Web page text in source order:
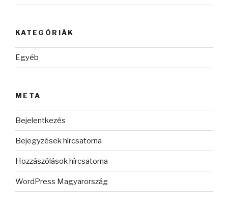
KATEGÓRIÁK
Egyéb
META
Bejelentkezés
Bejegyzések hírcsatorna
Hozzászólások hírcsatorna
WordPress Magyarország